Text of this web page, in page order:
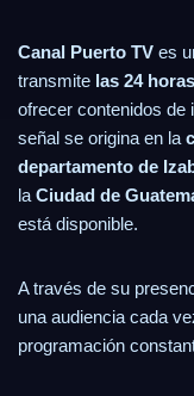
Canal Puerto TV es
transmite las 24
ofrecer contenidos de
señal se origina en la
departamento de
la Ciudad de
está disponible.
A través de su
una audiencia cada
programación